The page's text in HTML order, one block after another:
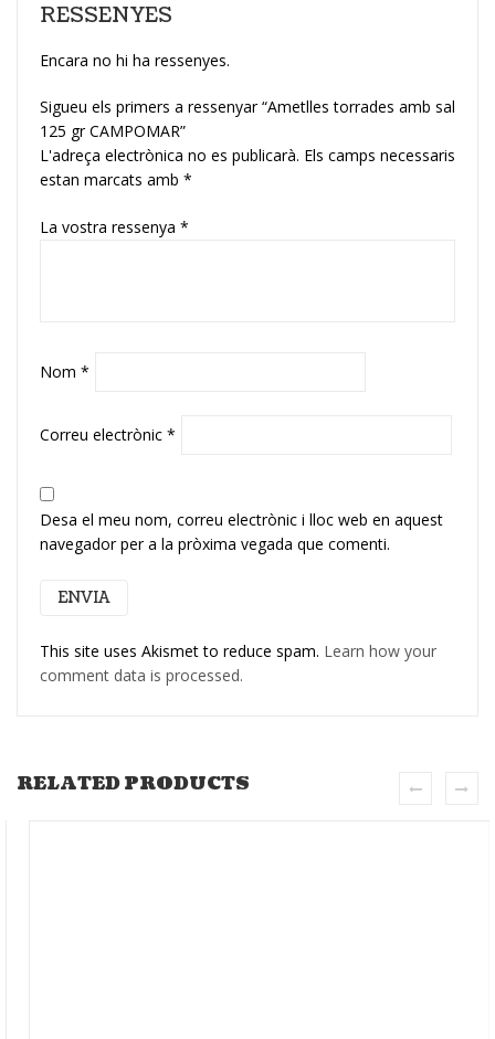
RESSENYES
Encara no hi ha ressenyes.
Sigueu els primers a ressenyar “Ametlles torrades amb sal
125 gr CAMPOMAR”
L'adreça electrònica no es publicarà. Els camps necessaris
estan marcats amb *
La vostra ressenya *
Nom *
Correu electrònic *
Desa el meu nom, correu electrònic i lloc web en aquest
navegador per a la pròxima vegada que comenti.
This site uses Akismet to reduce spam. Learn how your
comment data is processed.
RELATED PRODUCTS